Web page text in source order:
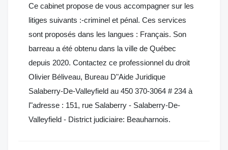
Ce cabinet propose de vous accompagner sur les
litiges suivants :-criminel et pénal. Ces services
sont proposés dans les langues : Français. Son
barreau a été obtenu dans la ville de Québec
depuis 2020. Contactez ce professionnel du droit
Olivier Béliveau, Bureau D"Aide Juridique
Salaberry-De-Valleyfield au 450 370-3064 # 234 à
l"adresse : 151, rue Salaberry - Salaberry-De-
Valleyfield - District judiciaire: Beauharnois.